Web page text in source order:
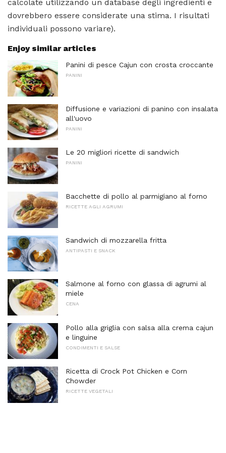
calcolate utilizzando un database degli ingredienti e
dovrebbero essere considerate una stima. I risultati
individuali possono variare).
Enjoy similar articles
Panini di pesce Cajun con crosta croccante
PANINI
Diffusione e variazioni di panino con insalata
all'uovo
PANINI
Le 20 migliori ricette di sandwich
PANINI
Bacchette di pollo al parmigiano al forno
RICETTE AGLI AGRUMI
Sandwich di mozzarella fritta
ANTIPASTI E SNACK
Salmone al forno con glassa di agrumi al
miele
CENA
Pollo alla griglia con salsa alla crema cajun
e linguine
CONDIMENTI E SALSE
Ricetta di Crock Pot Chicken e Corn
Chowder
RICETTE VEGETALI